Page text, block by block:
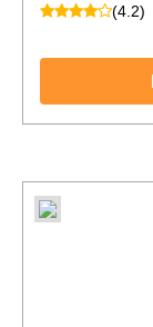
(4.2)